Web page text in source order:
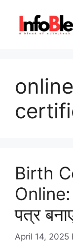
content
Birth
Online:
पत्र
April 14, 2025